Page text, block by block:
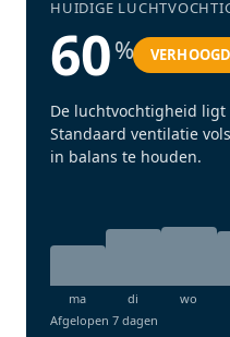
HUIDIGE
60% VERHOOGD
De luchtvochtigheid
Standaard ventilatie
in balans te houden.
Afgelopen 7 dagen